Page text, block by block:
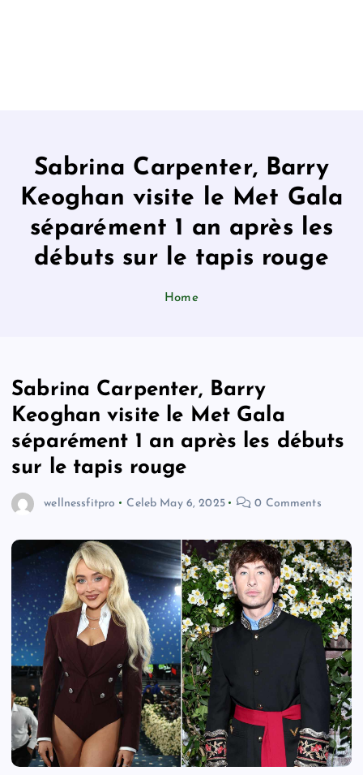
Sabrina Carpenter, Barry
Keoghan visite le Met Gala
séparément 1 an après les
débuts sur le tapis rouge
Home
Sabrina Carpenter, Barry
Keoghan visite le Met Gala
séparément 1 an après les débuts
sur le tapis rouge
wellnessfitpro Celeb May 6, 2025 0 Comments